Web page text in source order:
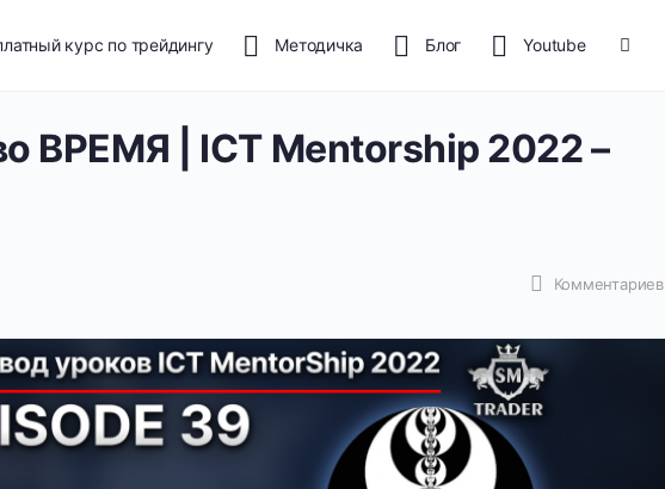
курс по трейдингу Методичка Блог Youtube
ВРЕМЯ | ICT Mentorship 2022 –
Комментариев